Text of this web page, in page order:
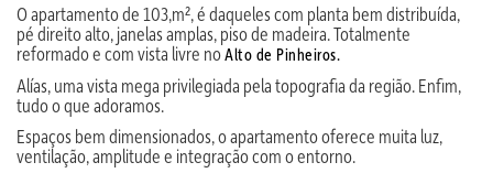
O apartamento de 103,m², é daqueles com planta bem distribuída,
pé direito alto, janelas amplas, piso de madeira. Totalmente
reformado e com vista livre noAlto de Pinheiros.
Alías, uma vista mega privilegiada pela topografia da região. Enfim,
tudo o que adoramos.
Espaços bem dimensionados, o apartamento oferece muita luz,
ventilação, amplitude e integração com o entorno.